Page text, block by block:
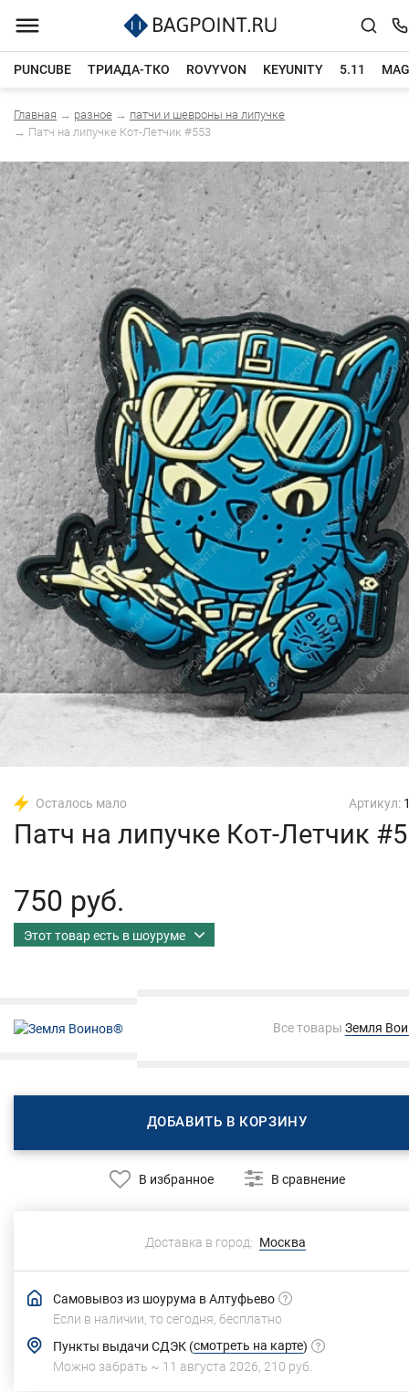
PUNCUBE ТРИАДА-ТКО ROVYVON KEYUNITY 5.11
Каталог товаров
Главная → разное → патчи и шевроны на липучке
→ Патч на липучке Кот-Летчик #553
Осталось мало Артикул:
Патч на липучке Кот-Летчик
750 руб.
Этот товар есть в шоуруме
Все товары Земля
ДОБАВИТЬ В КОРЗИНУ
В избранное В сравнение
Доставка в город: Москва
Самовывоз из шоурума в Алтуфьево
Если в наличии, то сегодня, бесплатно
Пункты выдачи СДЭК (смотреть на карте)
Можно забрать ~ 11 августа 2026 210 руб.